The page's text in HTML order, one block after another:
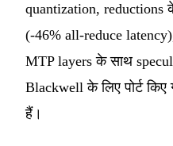
quantization, reductions
(-46% all-reduce
MTP layers के साथ
Blackwell के लिए पोर्ट
हैं।